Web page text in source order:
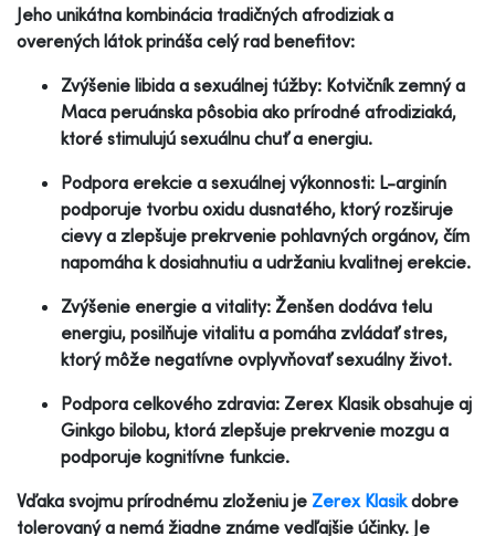
Jeho unikátna kombinácia tradičných afrodiziak a
overených látok prináša celý rad benefitov:
Zvýšenie libida a sexuálnej túžby: Kotvičník zemný a
Maca peruánska pôsobia ako prírodné afrodiziaká,
ktoré stimulujú sexuálnu chuť a energiu.
Podpora erekcie a sexuálnej výkonnosti: L-arginín
podporuje tvorbu oxidu dusnatého, ktorý rozširuje
cievy a zlepšuje prekrvenie pohlavných orgánov, čím
napomáha k dosiahnutiu a udržaniu kvalitnej erekcie.
Zvýšenie energie a vitality: Ženšen dodáva telu
energiu, posilňuje vitalitu a pomáha zvládať stres,
ktorý môže negatívne ovplyvňovať sexuálny život.
Podpora celkového zdravia: Zerex Klasik obsahuje aj
Ginkgo bilobu, ktorá zlepšuje prekrvenie mozgu a
podporuje kognitívne funkcie.
Vďaka svojmu prírodnému zloženiu je Zerex Klasikdobre
tolerovaný a nemá žiadne známe vedľajšie účinky. Je